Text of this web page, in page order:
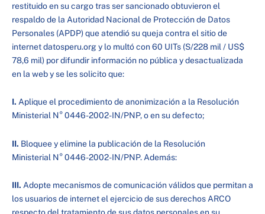
restituido en su cargo tras ser sancionado obtuvieron el
respaldo de la Autoridad Nacional de Protección de Datos
Personales (APDP) que atendió su queja contra el sitio de
internet datosperu.org y lo multó con 60 UITs (S/228 mil / US$
78,6 mil) por difundir información no pública y desactualizada
en la web y se les solicito que:
I. Aplique el procedimiento de anonimización a la Resolución
Ministerial N° 0446-2002-IN/PNP, o en su defecto;
II. Bloquee y elimine la publicación de la Resolución
Ministerial N° 0446-2002-IN/PNP. Además:
III. Adopte mecanismos de comunicación válidos que permitan a
los usuarios de internet el ejercicio de sus derechos ARCO